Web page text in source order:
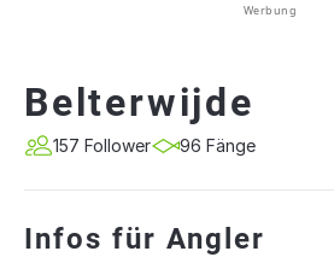
Werbung
Belterwijde
157 Follower 96 Fänge
Infos für Angler